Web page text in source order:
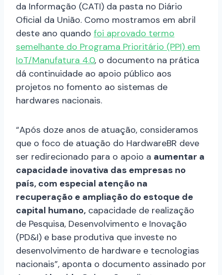
da Informação (CATI) da pasta no Diário
Oficial da União. Como mostramos em abril
deste ano quando foi aprovado termo
semelhante do Programa Prioritário (PPI) em
IoT/Manufatura 4.0, o documento na prática
dá continuidade ao apoio público aos
projetos no fomento ao sistemas de
hardwares nacionais.
“Após doze anos de atuação, consideramos
que o foco de atuação do HardwareBR deve
ser redirecionado para o apoio a aumentar a
capacidade inovativa das empresas no
país, com especial atenção na
recuperação e ampliação do estoque de
capital humano, capacidade de realização
de Pesquisa, Desenvolvimento e Inovação
(PD&I) e base produtiva que investe no
desenvolvimento de hardware e tecnologias
nacionais”, aponta o documento assinado por